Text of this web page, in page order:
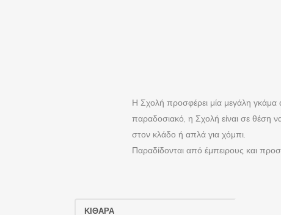
Η Σχολή προσφέρει μία μεγάλη γκάμα
παραδοσιακό, η Σχολή είναι σε θέση
στον κλάδο ή απλά για χόμπι.
Παραδίδονται από έμπειρους και
ΚΙΘΑΡΑ